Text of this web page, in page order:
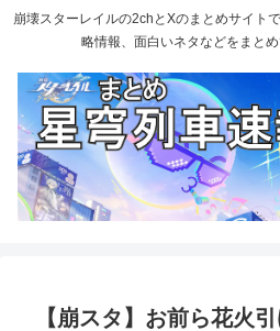
崩壊スターレイルの2chとXのまとめサイト
略情報、面白いネタなどをまとめ
【崩スタ】お前ら花火